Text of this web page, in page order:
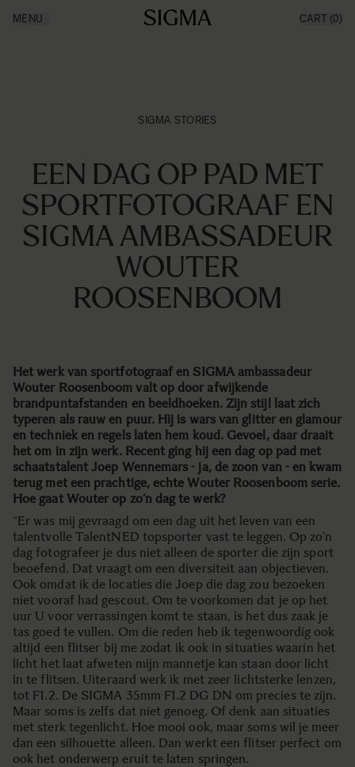
Producten
MENU CART (0)
SIGMA STORIES
EEN DAG OP PAD MET
SPORTFOTOGRAAF EN
SIGMA AMBASSADEUR
WOUTER
ROOSENBOOM
Het werk van sportfotograaf en SIGMA ambassadeur
Wouter Roosenboom valt op door afwijkende
brandpuntafstanden en beeldhoeken. Zijn stijl laat zich
typeren als rauw en puur. Hij is wars van glitter en glamour
en techniek en regels laten hem koud. Gevoel, daar draait
het om in zijn werk. Recent ging hij een dag op pad met
schaatstalent Joep Wennemars - ja, de zoon van - en kwam
terug met een prachtige, echte Wouter Roosenboom serie.
Hoe gaat Wouter op zo’n dag te werk?
“Er was mij gevraagd om een dag uit het leven van een
talentvolle TalentNED topsporter vast te leggen. Op zo’n
dag fotografeer je dus niet alleen de sporter die zijn sport
beoefend. Dat vraagt om een diversiteit aan objectieven.
Ook omdat ik de locaties die Joep die dag zou bezoeken
niet vooraf had gescout. Om te voorkomen dat je op het
uur U voor verrassingen komt te staan, is het dus zaak je
tas goed te vullen. Om die reden heb ik tegenwoordig ook
altijd een flitser bij me zodat ik ook in situaties waarin het
licht het laat afweten mijn mannetje kan staan door licht
in te flitsen. Uiteraard werk ik met zeer lichtsterke lenzen,
tot F1.2. De SIGMA 35mm F1.2 DG DN om precies te zijn.
Maar soms is zelfs dat niet genoeg. Of denk aan situaties
met sterk tegenlicht. Hoe mooi ook, maar soms wil je meer
dan een silhouette alleen. Dan werkt een flitser perfect om
ook het onderwerp eruit te laten springen.